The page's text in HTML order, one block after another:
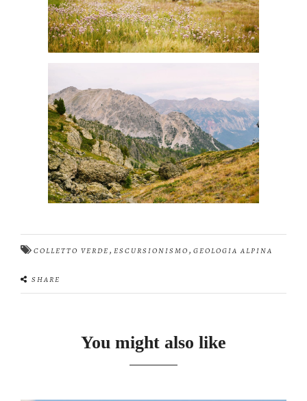
COLLETTO VERDE , ESCURSIONISMO , GEOLOGIA ALPINA
SHARE
You might also like